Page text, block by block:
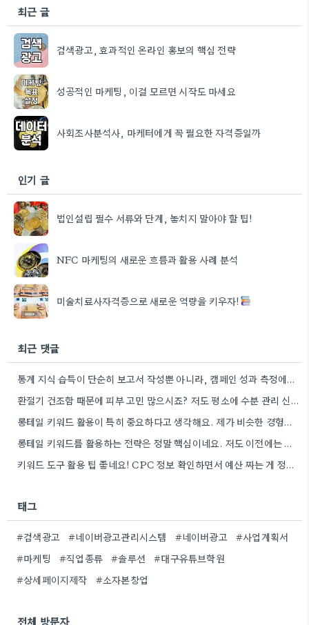
최근 글
검색광고, 효과적인 온라인 홍보의 핵심 전략
성공적인 마케팅, 이걸 모르면 시작도 마세요
사회조사분석사, 마케터에게 꼭 필요한 자격증일까
인기 글
법인설립 필수 서류와 단계, 놓치지 말아야 할 팁!
NFC 마케팅의 새로운 흐름과 활용 사례 분석
미술치료사자격증으로 새로운 역량을 키우자!
최근 댓글
통계 지식 습득이 단순히 보고서 작성뿐 아니라, 캠페인 성과 측정에도 도움이 된다니 흥미롭네요.
환절기 건조함 때문에 피부 고민 많으시죠? 저도 평소에 수분 관리 신경 쓰느라 시간 오래 뺏깁니다.
롱테일 키워드 활용이 특히 중요하다고 생각해요. 제가 비슷한 경험을 할 때, 너무 일반적인 키워드에 집중했더니…
롱테일 키워드를 활용하는 전략은 정말 핵심이네요. 저도 이전에는 너무 넓은 범위의 키워드에 집중해서 예산을 낭비했던…
키워드 도구 활용 팁 좋네요! CPC 정보 확인하면서 예산 짜는 게 정말 중요할 것 같아요.
태그
#검색광고 #네이버광고관리시스템 #네이버광고
#사업계획서
#마케팅
#직업종류 #솔루션
#대구유튜브학원
#상세페이지제작
#소자본창업
전체 방문자